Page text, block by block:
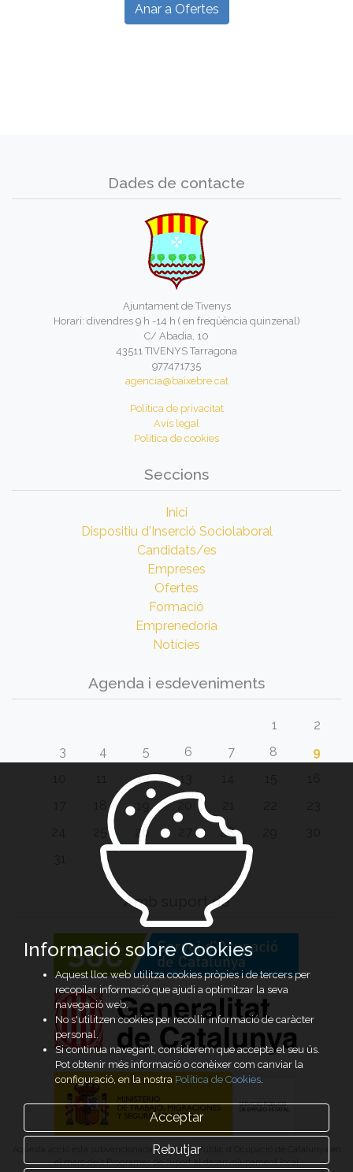
Anar a Ofertes
Dades de contacte
Ajuntament de Tivenys
Horari: divendres 9 h -14 h ( en freqüència quinzenal)
C/ Abadia, 10
43511 TIVENYS Tarragona
977471735
agencia@baixebre.cat
Política de privacitat
Avís legal
Política de cookies
Seccions
Inici
Dispositiu d'Inserció Sociolaboral
Candidats/es
Empreses
Ofertes
Formació
Emprenedoria
Notícies
Agenda i esdeveniments
1
2
3
4 5 6 7 8
9
12 13
20
26 28
Amb suport de
Aquesta acció està subvencionada pel Servei Públic d’Ocupació de Catalunya en
el marc dels Programes de suport al desenvolupament local
Informació sobre Cookies
Aquest lloc web utilitza cookies pròpies i de tercers per
recopilar informació que ajudi a optimitzar la seva
navegació web.
No s'utilitzen cookies per recollir informació de caràcter
personal.
Si continua navegant, considerem que accepta el seu ús.
Pot obtenir més informació o conèixer com canviar la
configuració, en la nostra Política de Cookies.
Acceptar
Rebutjar